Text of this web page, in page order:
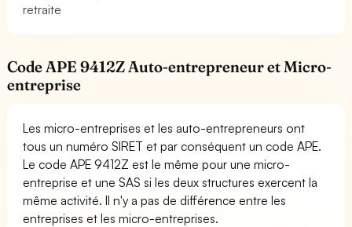
retraite
Code APE 9412Z Auto-entrepreneur et Micro-
entreprise
Les micro-entreprises et les auto-entrepreneurs ont
tous un numéro SIRET et par conséquent un code APE.
Le code APE 9412Z est le même pour une micro-
entreprise et une SAS si les deux structures exercent la
même activité. Il n'y a pas de différence entre les
entreprises et les micro-entreprises.